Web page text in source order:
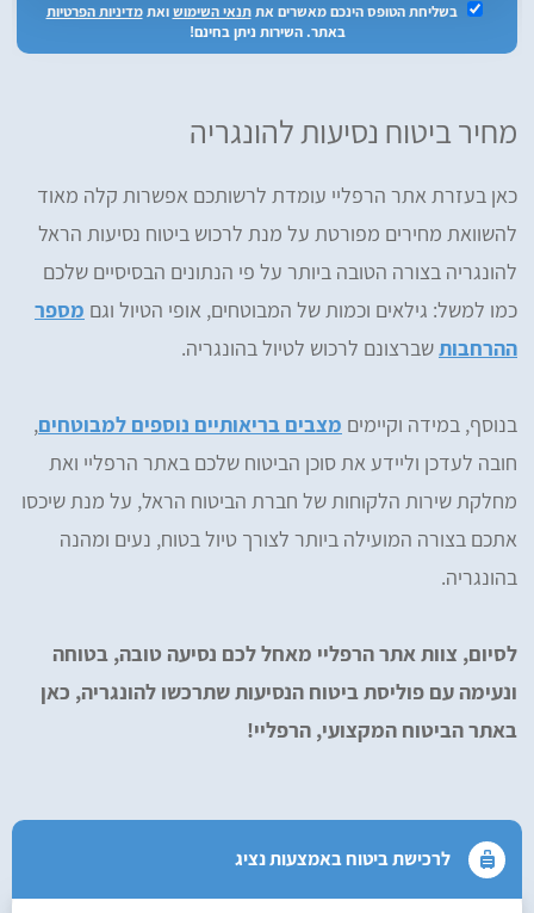
בשליחת הטופס הינכם מאשרים אתתנאי השימושואתמדיניות הפרטיות
באתר. השירות ניתן בחינם!
מחיר ביטוח נסיעות להונגריה
כאן בעזרת אתר הרפליי עומדת לרשותכם אפשרות קלה מאוד
להשוואת מחירים מפורטת על מנת לרכוש ביטוח נסיעות הראל
להונגריה בצורה הטובה ביותר על פי הנתונים הבסיסיים שלכם
כמו למשל: גילאים וכמות של המבוטחים, אופי הטיול וגם מספר
ההרחבותשברצונם לרכוש לטיול בהונגריה.
בנוסף, במידה וקיימים מצבים בריאותיים נוספים למבוטחים,
חובה לעדכן וליידע את סוכן הביטוח שלכם באתר הרפליי ואת
מחלקת שירות הלקוחות של חברת הביטוח הראל, על מנת שיכסו
אתכם בצורה המועילה ביותר לצורך טיול בטוח, נעים ומהנה
בהונגריה.
לסיום, צוות אתר הרפליי מאחל לכם נסיעה טובה, בטוחה
ונעימה עם פוליסת ביטוח הנסיעות שתרכשו להונגריה, כאן
באתר הביטוח המקצועי, הרפליי!
לרכישת ביטוח באמצעות נציג